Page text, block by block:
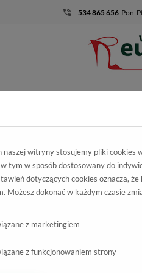
534 865 656 Pon-
chłopaka
Ocieplane Primigi
Nero GORE-TEX R.36-40
naszej witryny stosujemy pliki cookies
tym w sposób dostosowany do
dotyczących cookies oznacza,
Możesz dokonać w każdym czasie
z marketingiem
z funkcjonowaniem strony